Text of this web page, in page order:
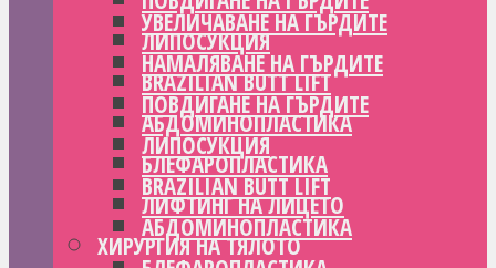
ЛИПОСУКЦИЯ
BRAZILIAN BUTT LIFT
АБДОМИНОПЛАСТИКА
БЛЕФАРОПЛАСТИКА
ЛИФТИНГ НА ЛИЦЕТО
ХИРУРГИЯ НА ТЯЛОТО
УВЕЛИЧАВАНЕ НА ГЪРДИТЕ
НАМАЛЯВАНЕ НА ГЪРДИТЕ
ПОВДИГАНЕ НА ГЪРДИТЕ
ЛИПОСУКЦИЯ
BRAZILIAN BUTT LIFT
АБДОМИНОПЛАСТИКА